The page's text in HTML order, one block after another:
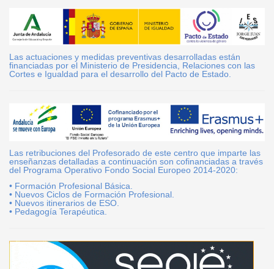
Las actuaciones y medidas preventivas desarrolladas están
financiadas por el Ministerio de Presidencia, Relaciones con las
Cortes e Igualdad para el desarrollo del Pacto de Estado.
Las retribuciones del Profesorado de este centro que imparte las
enseñanzas detalladas a continuación son cofinanciadas a través
del Programa Operativo Fondo Social Europeo 2014-2020:
• Formación Profesional Básica.
• Nuevos Ciclos de Formación Profesional.
• Nuevos itinerarios de ESO.
• Pedagogía Terapéutica.